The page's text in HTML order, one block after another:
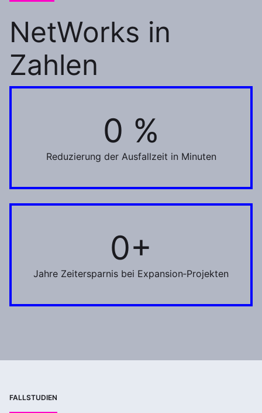
NetWorks in
Zahlen
0 %
55 %
Reduzierung der Ausfallzeit in Minuten
0+
Jahre Zeitersparnis bei Expansion‑Projekten
FALLSTUDIEN